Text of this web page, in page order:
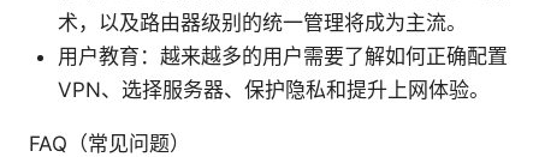
术，以及路由器级别的统一管理将成为主流。
用户教育：越来越多的用户需要了解如何正确配置
VPN、选择服务器、保护隐私和提升上网体验。
FAQ（常见问题）